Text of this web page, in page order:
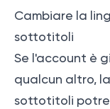
Cambiare la
sottotitoli
Se l'account è
qualcun altro,
sottotitoli